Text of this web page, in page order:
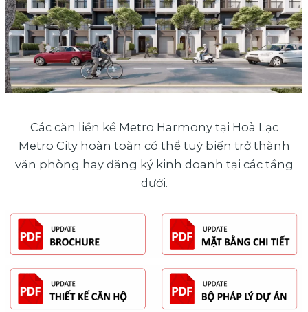
Các căn liền kề Metro Harmony tại Hoà Lạc
Metro City hoàn toàn có thể tuỳ biến trở thành
văn phòng hay đăng ký kinh doanh tại các tầng
dưới.